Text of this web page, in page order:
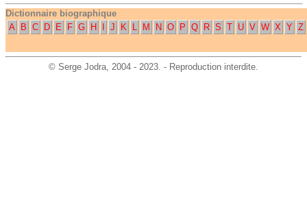
Dictionnaire biographique
A
B C D E F G H J K L M N O P Q R S T U V W X Y Z
© Serge Jodra, 2004 - 2023. - Reproduction interdite.